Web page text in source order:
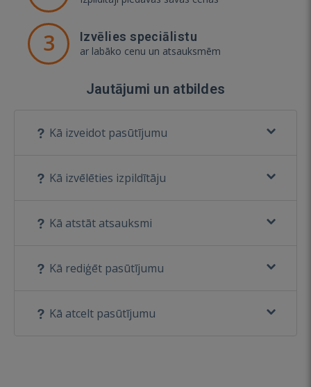
3 Izvēlies speciālistu
ar labāko cenu un atsauksmēm
Jautājumi un atbildes
Kā izveidot pasūtījumu
Kā izvēlēties izpildītāju
Kā atstāt atsauksmi
Kā rediģēt pasūtījumu
Kā atcelt pasūtījumu